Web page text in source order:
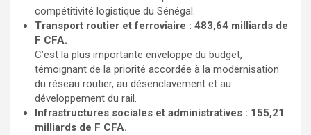
compétitivité logistique du Sénégal.
Transport routier et ferroviaire : 483,64 milliards de
F CFA.
C’est la plus importante enveloppe du budget,
témoignant de la priorité accordée à la modernisation
du réseau routier, au désenclavement et au
développement du rail.
Infrastructures sociales et administratives : 155,21
milliards de F CFA.